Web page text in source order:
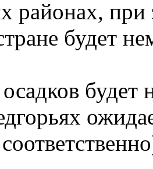
районах, при
будет
будет